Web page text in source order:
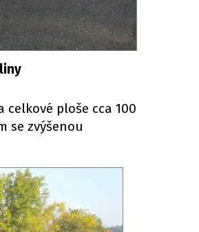
ploše cca 100
se zvýšenou